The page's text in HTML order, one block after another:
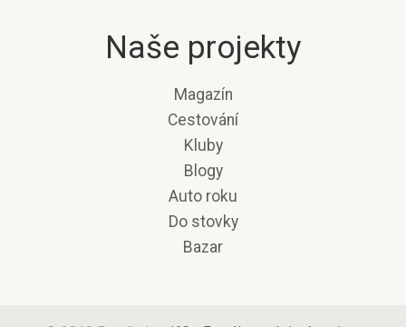
Naše projekty
Magazín
Cestování
Kluby
Blogy
Auto roku
Do stovky
Bazar